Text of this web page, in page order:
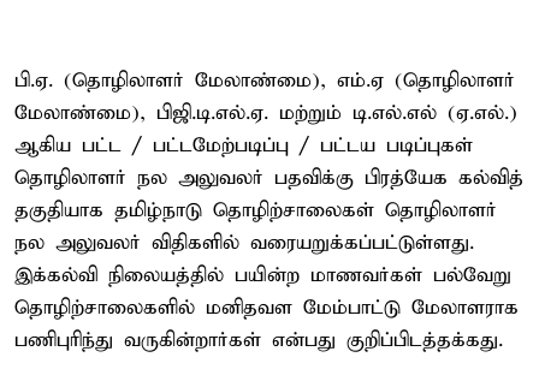
பி.ஏ. (தொழிலாளர் மேலாண்மை), எம்.ஏ (தொழிலாளர்
மேலாண்மை), பிஜி.டி.எல்.ஏ. மற்றும் டி.எல்.எல் (ஏ.எல்.)
ஆகிய பட்ட / பட்டமேற்படிப்பு / பட்டய படிப்புகள்
தொழிலாளர் நல அலுவலர் பதவிக்கு பிரத்யேக கல்வித்
தகுதியாக தமிழ்நாடு தொழிற்சாலைகள் தொழிலாளர்
நல அலுவலர் விதிகளில் வரையறுக்கப்பட்டுள்ளது.
இக்கல்வி நிலையத்தில் பயின்ற மாணவர்கள் பல்வேறு
தொழிற்சாலைகளில் மனிதவள மேம்பாட்டு மேலாளராக
பணிபுரிந்து வருகின்றார்கள் என்பது குறிப்பிடத்தக்கது.